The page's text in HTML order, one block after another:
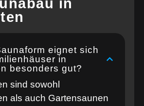
in
eignet sich
in
besonders gut?
sind sowohl
als auch Gartensaunen